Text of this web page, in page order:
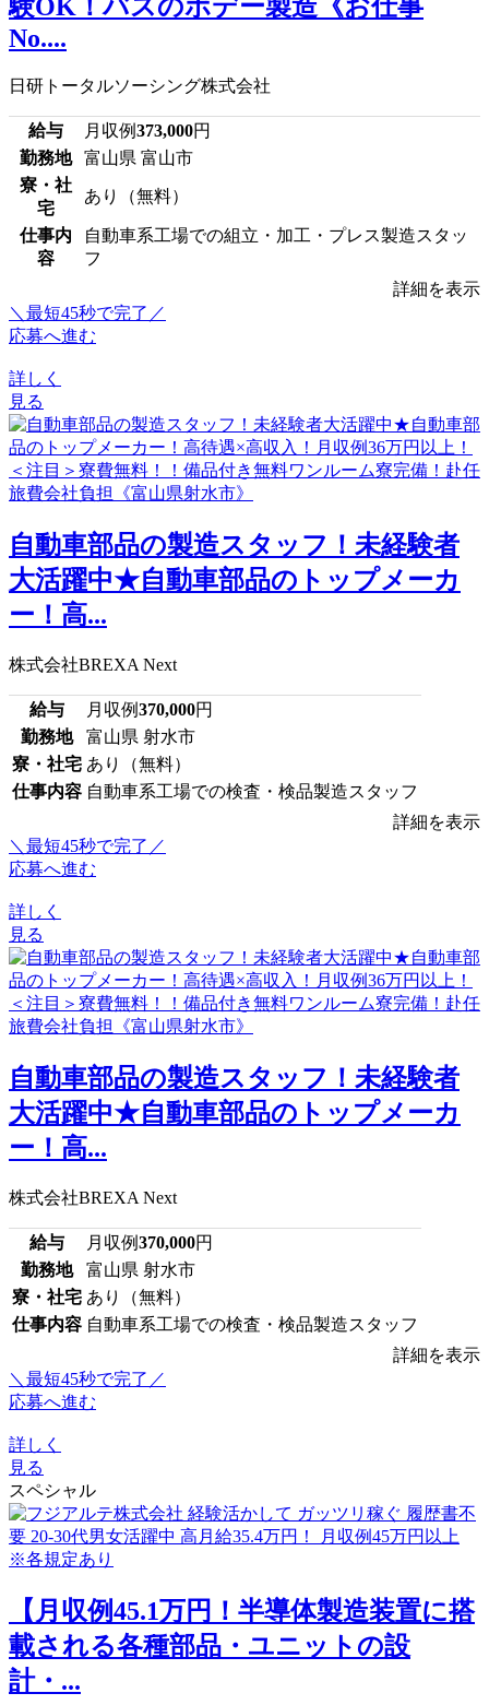
験OK！バスのボデー製造《お仕事
No....
日研トータルソーシング株式会社
給与 月収例373,000円
勤務地
富山県 富山市
寮・社
宅
あり（無料）
仕事内
容
自動車系工場での組立・加工・プレス製造スタッ
フ
詳細を表示
＼最短45秒で完了／
応募へ進む
詳しく
見る
自動車部品の製造スタッフ！未経験者
大活躍中★自動車部品のトップメーカ
ー！高...
株式会社BREXA Next
給与 月収例370,000円
勤務地
富山県 射水市
寮・社宅 あり（無料）
仕事内容 自動車系工場での検査・検品製造スタッフ
詳細を表示
＼最短45秒で完了／
応募へ進む
詳しく
見る
自動車部品の製造スタッフ！未経験者
大活躍中★自動車部品のトップメーカ
ー！高...
株式会社BREXA Next
給与 月収例370,000円
勤務地
富山県 射水市
寮・社宅 あり（無料）
仕事内容 自動車系工場での検査・検品製造スタッフ
詳細を表示
＼最短45秒で完了／
応募へ進む
詳しく
見る
スペシャル
【月収例45.1万円！半導体製造装置に搭
載される各種部品・ユニットの設
計・...